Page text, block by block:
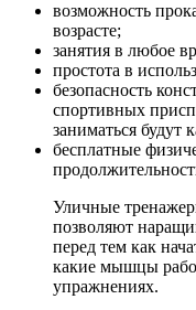
возможность
возрасте;
занятия в любое
простота в
безопасность
спортивных
заниматься будут
бесплатные
Уличные
позволяют
перед тем как
какие мышцы
упражнениях.